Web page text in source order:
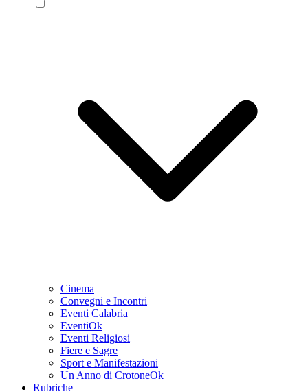
Cinema
Convegni e Incontri
Eventi Calabria
EventiOk
Eventi Religiosi
Fiere e Sagre
Sport e Manifestazioni
Un Anno di CrotoneOk
Rubriche